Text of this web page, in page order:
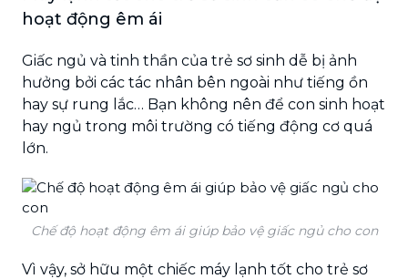
hoạt động êm ái
Giấc ngủ và tinh thần của trẻ sơ sinh dễ bị ảnh
hưởng bởi các tác nhân bên ngoài như tiếng ồn
hay sự rung lắc… Bạn không nên để con sinh hoạt
hay ngủ trong môi trường có tiếng động cơ quá
lớn.
Chế độ hoạt động êm ái giúp bảo vệ giấc ngủ cho con
Vì vậy, sở hữu một chiếc máy lạnh tốt cho trẻ sơ